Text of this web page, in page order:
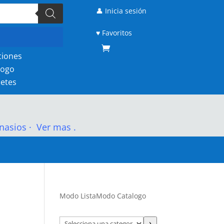
👤 Inicia sesión
♥ Favoritos
· Ver mas .
Modo ListaModo Catalogo
Selecciona